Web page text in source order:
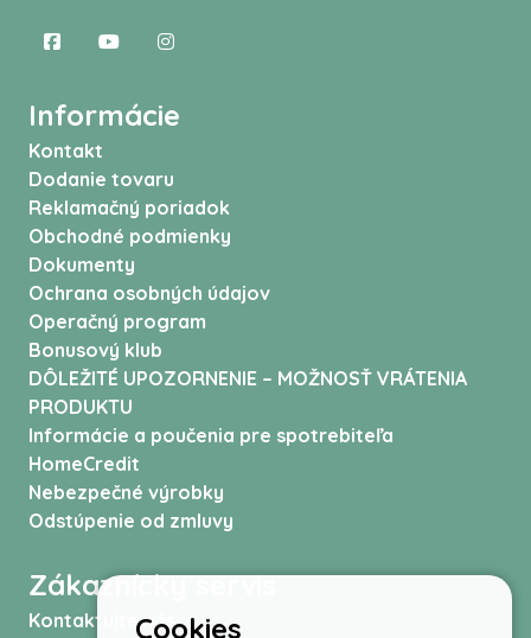
Informácie
Kontakt
Dodanie tovaru
Reklamačný poriadok
Obchodné podmienky
Dokumenty
Ochrana osobných údajov
Operačný program
Bonusový klub
DÔLEŽITÉ UPOZORNENIE – MOŽNOSŤ VRÁTENIA
PRODUKTU
Informácie a poučenia pre spotrebiteľa
HomeCredit
Nebezpečné výrobky
Odstúpenie od zmluvy
Zákaznícky servis
Kontaktujte násCookies